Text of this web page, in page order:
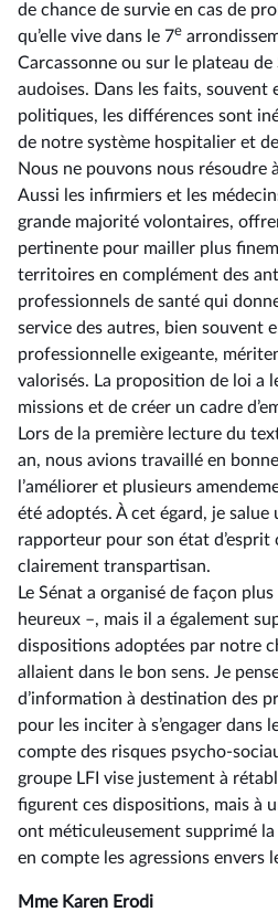
de chance de survie en cas de
qu’elle vive dans le 7e
Carcassonne ou sur le plateau de
audoises. Dans les faits, souvent
politiques, les différences sont
de notre système hospitalier et
Nous ne pouvons nous résoudre
Aussi les infirmiers et les
grande majorité volontaires,
pertinente pour mailler plus
territoires en complément des
professionnels de santé qui
service des autres, bien souvent
professionnelle exigeante,
valorisés. La proposition de loi a
missions et de créer un cadre
Lors de la première lecture du
an, nous avions travaillé en
l’améliorer et plusieurs
été adoptés. À cet égard, je salue
rapporteur pour son état
clairement transpartisan.
Le Sénat a organisé de façon
heureux –, mais il a également
dispositions adoptées par notre
allaient dans le bon sens. Je
d’information à destination des
pour les inciter à s’engager dans
compte des risques psycho-
groupe LFI vise justement à
figurent ces dispositions, mais à
ont méticuleusement supprimé
en compte les agressions envers
Mme Karen Erodi